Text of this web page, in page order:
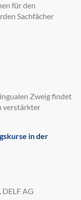
für den
Sachfächer
Zweig findet
verstärkter
in der
AG